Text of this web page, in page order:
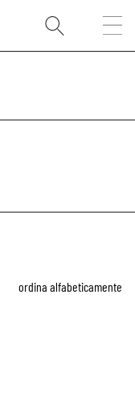
ordina alfabeticamente